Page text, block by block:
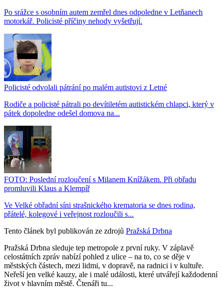
Po srážce s osobním autem zemřel dnes odpoledne v Letňanech
motorkář. Policisté příčiny nehody vyšetřují.
Policisté odvolali pátrání po malém autistovi z Letné
Rodiče a policisté pátrali po devítiletém autistickém chlapci, který v
pátek dopoledne odešel domova na...
FOTO: Poslední rozloučení s Milanem Knížákem. Při obřadu
promluvili Klaus a Klempíř
Ve Velké obřadní síni strašnického krematoria se dnes rodina,
přátelé, kolegové i veřejnost rozloučili s...
Tento článek byl publikován ze zdrojů Pražská Drbna
Pražská Drbna sleduje tep metropole z první ruky. V záplavě
celostátních zpráv nabízí pohled z ulice – na to, co se děje v
městských částech, mezi lidmi, v dopravě, na radnici i v kultuře.
Neřeší jen velké kauzy, ale i malé události, které utvářejí každodenní
život v hlavním městě. Čtenáři tu...